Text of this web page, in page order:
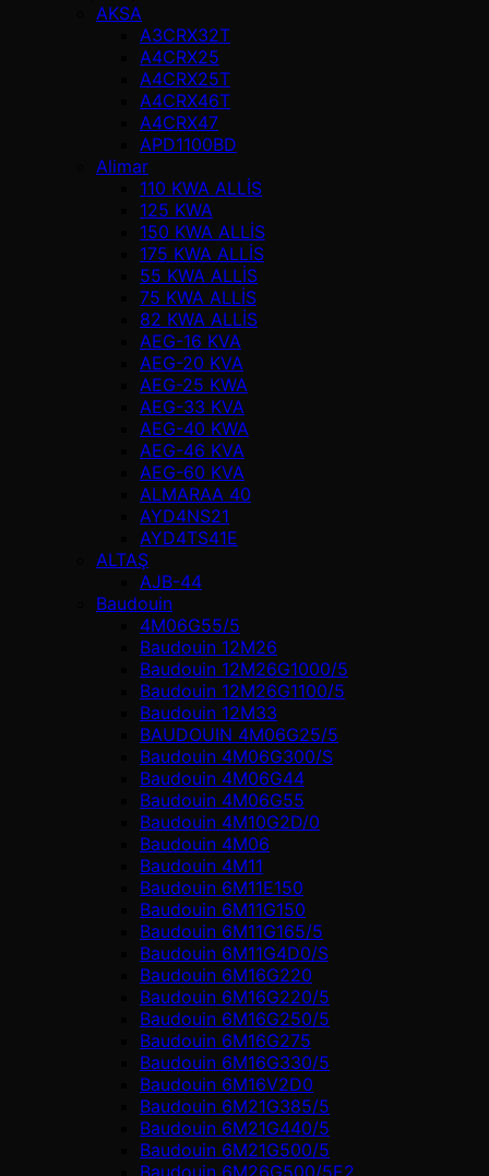
AKSA
A3CRX32T
A4CRX25
A4CRX25T
A4CRX46T
A4CRX47
APD1100BD
Alimar
110 KWA ALLİS
125 KWA
150 KWA ALLİS
175 KWA ALLİS
55 KWA ALLİS
75 KWA ALLİS
82 KWA ALLİS
AEG-16 KVA
AEG-20 KVA
AEG-25 KWA
AEG-33 KVA
AEG-40 KWA
AEG-46 KVA
AEG-60 KVA
ALMARAA 40
AYD4NS21
AYD4TS41E
ALTAŞ
AJB-44
Baudouin
4M06G55/5
Baudouin 12M26
Baudouin 12M26G1000/5
Baudouin 12M26G1100/5
Baudouin 12M33
BAUDOUIN 4M06G25/5
Baudouin 4M06G300/S
Baudouin 4M06G44
Baudouin 4M06G55
Baudouin 4M10G2D/0
Baudouin 4М06
Baudouin 4М11
Baudouin 6M11E150
Baudouin 6M11G150
Baudouin 6M11G165/5
Baudouin 6M11G4D0/S
Baudouin 6M16G220
Baudouin 6M16G220/5
Baudouin 6M16G250/5
Baudouin 6M16G275
Baudouin 6M16G330/5
Baudouin 6M16V2D0
Baudouin 6M21G385/5
Baudouin 6M21G440/5
Baudouin 6M21G500/5
Baudouin 6M26G500/5E2